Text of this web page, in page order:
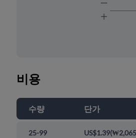
비용
수량 단가
25-99 US$1.39(